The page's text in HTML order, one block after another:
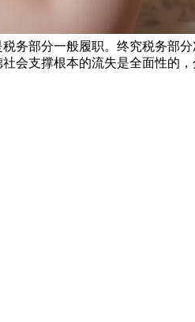
务部分一般履职。终究税务部
会支撑根本的流失是全面性的